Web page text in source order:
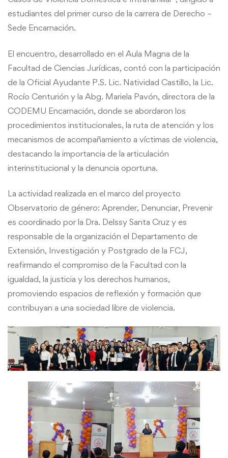
estudiantes del primer curso de la carrera de Derecho –
Sede Encarnación.
El encuentro, desarrollado en el Aula Magna de la
Facultad de Ciencias Jurídicas, contó con la participación
de la Oficial Ayudante P.S. Lic. Natividad Castillo, la Lic.
Rocío Centurión y la Abg. Mariela Pavón, directora de la
CODEMU Encarnación, donde se abordaron los
procedimientos institucionales, la ruta de atención y los
mecanismos de acompañamiento a víctimas de violencia,
destacando la importancia de la articulación
interinstitucional y la denuncia oportuna.
La actividad realizada en el marco del proyecto
Observatorio de género: Aprender, Denunciar, Prevenir
es coordinado por la Dra. Delssy Santa Cruz y es
responsable de la organización el Departamento de
Extensión, Investigación y Postgrado de la FCJ,
reafirmando el compromiso de la Facultad con la
igualdad, la justicia y los derechos humanos,
promoviendo espacios de reflexión y formación que
contribuyan a una sociedad libre de violencia.